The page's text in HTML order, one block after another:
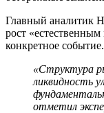
Главный аналитик
рост
конкретное событие.
«Структура
ликвидность
отметил